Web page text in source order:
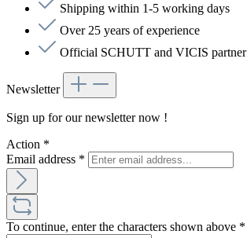
Shipping within 1-5 working days
Over 25 years of experience
Official SCHUTT and VICIS partner
Newsletter
Sign up for our newsletter now !
Action *
Email address *
To continue, enter the characters shown above *